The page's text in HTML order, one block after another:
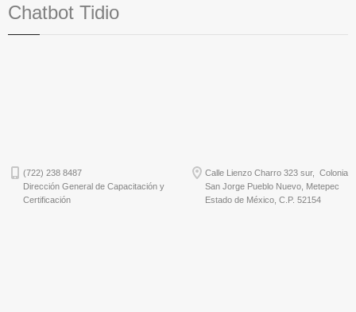
Chatbot Tidio
(722) 238 8487
Dirección General de Capacitación y
Certificación
Calle Lienzo Charro 323 sur, Colonia
San Jorge Pueblo Nuevo, Metepec
Estado de México, C.P. 52154